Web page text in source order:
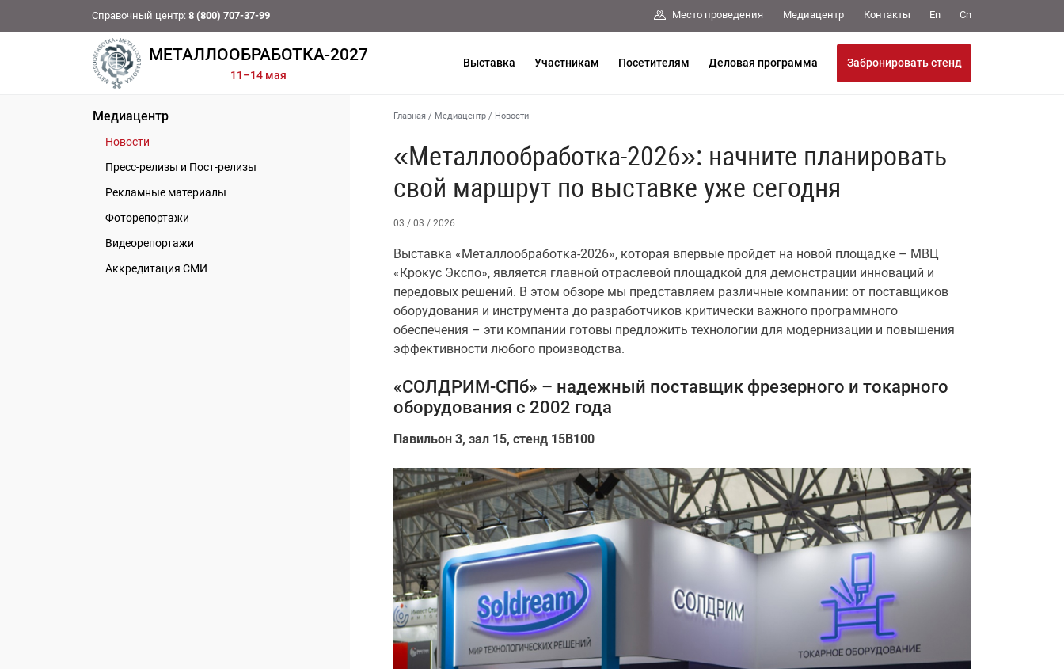
Справочный центр: 8 (800) 707-37-99 Место проведения Медиацентр Контакты En Cn
МЕТАЛЛООБРАБОТКА-2027
11–14 мая
Выставка Участникам Посетителям Деловая программа Забронировать стенд
Медиацентр
Новости
Пресс-релизы и Пост-релизы
Рекламные материалы
Фоторепортажи
Видеорепортажи
Аккредитация СМИ
Главная / Медиацентр / Новости
«Металлообработка-2026»: начните планировать
свой маршрут по выставке уже сегодня
03 / 03 / 2026
Выставка «Металлообработка-2026», которая впервые пройдет на новой площадке – МВЦ
«Крокус Экспо», является главной отраслевой площадкой для демонстрации инноваций и
передовых решений. В этом обзоре мы представляем различные компании: от поставщиков
оборудования и инструмента до разработчиков критически важного программного
обеспечения – эти компании готовы предложить технологии для модернизации и повышения
эффективности любого производства.
«СОЛДРИМ-СПб» – надежный поставщик фрезерного и токарного
оборудования с 2002 года
Павильон 3, зал 15, стенд 15B100